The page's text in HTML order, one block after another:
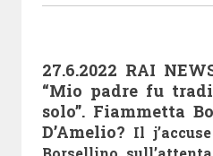
27.6.2022 RAI
“Mio padre fu
solo”. Fiammetta
D’Amelio? Il